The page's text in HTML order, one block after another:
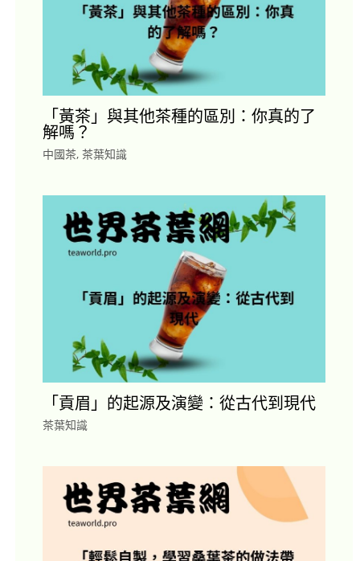
「黃茶」與其他茶種的區別：你真的了
解嗎？
中國茶, 茶葉知識
「貢眉」的起源及演變：從古代到現代
茶葉知識